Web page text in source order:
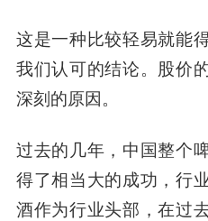
这是一种比较轻易就能
我们认可的结论。股价
深刻的原因。
过去的几年，中国整个
得了相当大的成功，行
酒作为行业头部，在过